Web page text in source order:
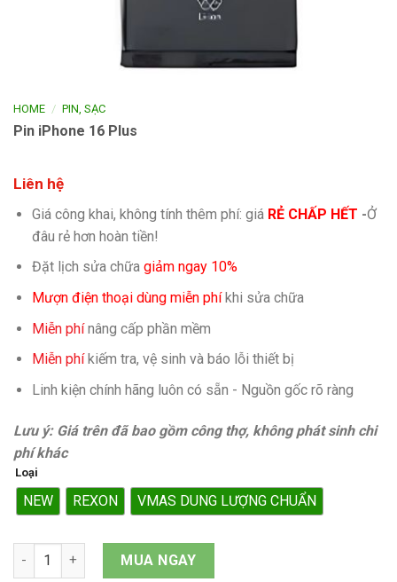
HOME / PIN, SẠC
Pin iPhone 16 Plus
Liên hệ
Giá công khai, không tính thêm phí: giá RẺ CHẤP HẾT -Ở
đâu rẻ hơn hoàn tiền!
Đặt lịch sửa chữa giảm ngay 10%
Mượn điện thoại dùng miễn phíkhi sửa chữa
Miễn phínâng cấp phần mềm
Miễn phíkiếm tra, vệ sinh và báo lỗi thiết bị
Linh kiện chính hãng luôn có sẵn - Nguồn gốc rõ ràng
Lưu ý: Giá trên đã bao gồm công thợ, không phát sinh chi
phí khác
Loại
NEW REXON VMAS DUNG LƯỢNG CHUẨN
Pin iPhone 16 Plus quantity
MUA NGAY